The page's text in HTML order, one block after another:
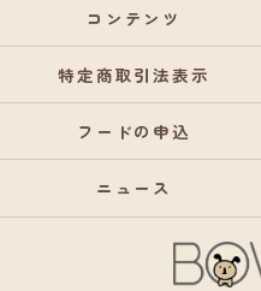
コンテンツ
特定商取引法表示
フードの申込
ニュース